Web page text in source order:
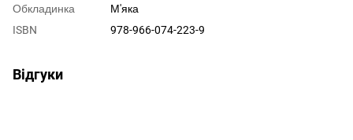
Обкладинка
М'яка
ISBN
978-966-074-223-9
Відгуки